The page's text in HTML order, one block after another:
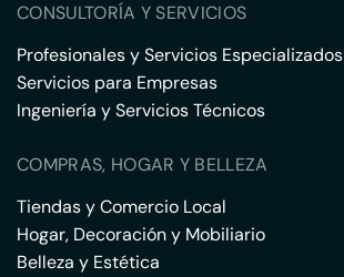
CONSULTORÍA Y SERVICIOS
Profesionales y Servicios Especializados
Servicios para Empresas
Ingeniería y Servicios Técnicos
COMPRAS, HOGAR Y BELLEZA
Tiendas y Comercio Local
Hogar, Decoración y Mobiliario
Belleza y Estética